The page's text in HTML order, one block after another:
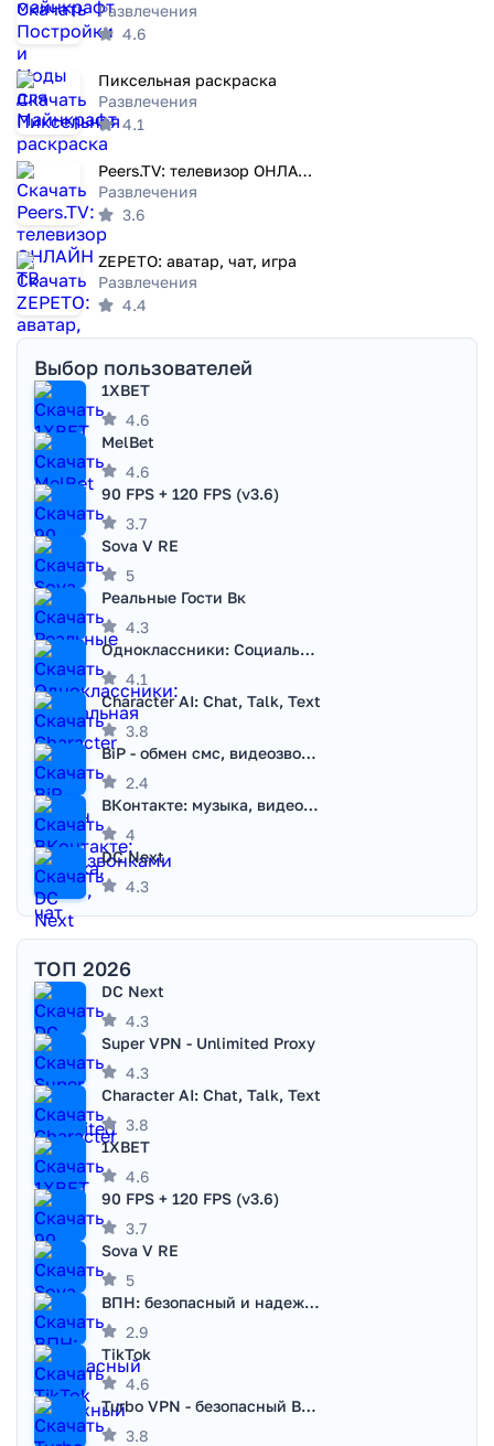
Развлечения
4.6
Пиксельная раскраска
Развлечения
4.1
Peers.TV: телевизор ОНЛАЙН ТВ
Развлечения
3.6
ZEPETO: аватар, чат, игра
Развлечения
4.4
Выбор пользователей
1XBET
4.6
MelBet
4.6
90 FPS + 120 FPS (v3.6)
3.7
Sova V RE
5
Реальные Гости Вк
4.3
Одноклассники: Социальная сеть
4.1
Character AI: Chat, Talk, Text
3.8
BiP - обмен смс, видеозвонками
2.4
ВКонтакте: музыка, видео, чат
4
DC Next
4.3
ТОП 2026
DC Next
4.3
Super VPN - Unlimited Proxy
4.3
Character AI: Chat, Talk, Text
3.8
1XBET
4.6
90 FPS + 120 FPS (v3.6)
3.7
Sova V RE
5
ВПН: безопасный и надежный VPN
2.9
TikTok
4.6
Turbo VPN - безопасный ВПН
3.8